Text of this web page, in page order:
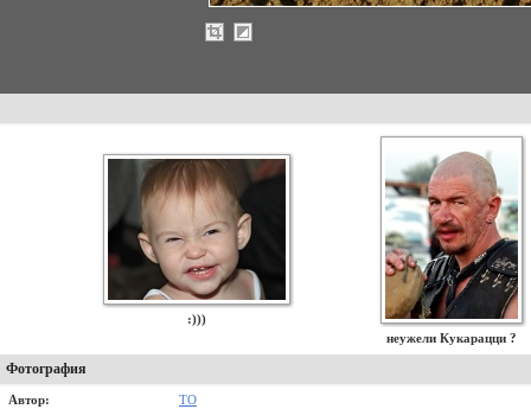
:)))
неужели Кукарацци ?
Фотография
Автор: ТО